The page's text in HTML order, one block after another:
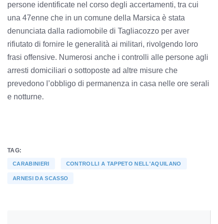
persone identificate nel corso degli accertamenti, tra cui
una 47enne che in un comune della Marsica è stata
denunciata dalla radiomobile di Tagliacozzo per aver
rifiutato di fornire le generalità ai militari, rivolgendo loro
frasi offensive. Numerosi anche i controlli alle persone agli
arresti domiciliari o sottoposte ad altre misure che
prevedono l’obbligo di permanenza in casa nelle ore serali
e notturne.
TAG:
CARABINIERI CONTROLLI A TAPPETO NELL'AQUILANO
ARNESI DA SCASSO